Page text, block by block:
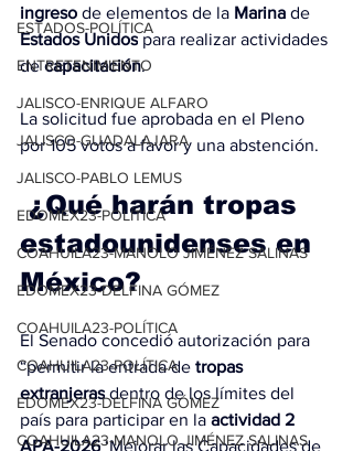
ESTADOS-POLÍTICA
ENTRETENIMIENTO
JALISCO-ENRIQUE ALFARO
JALISCO-GUADALAJARA
JALISCO-PABLO LEMUS
EDOMEX23-POLÍTICA
COAHUILA23-MANOLO JIMÉNEZ SALINAS
EDOMEX23-DELFINA GÓMEZ
COAHUILA23-POLÍTICA
COAHUILA23-POLÍTICA
EDOMEX23-DELFINA GÓMEZ
COAHUILA23-MANOLO JIMÉNEZ SALINAS
ingreso de elementos de la Marina de
Estados Unidos para realizar actividades
de capacitación.
La solicitud fue aprobada en el Pleno
por 105 votos a favor y una abstención.
¿Qué harán tropas
estadounidenses en
México?
El Senado concedió autorización para
“permitir la entrada de tropas
extranjeras dentro de los límites del
país para participar en la actividad 2
APA-2026 ‘Mejorar las Capacidades de